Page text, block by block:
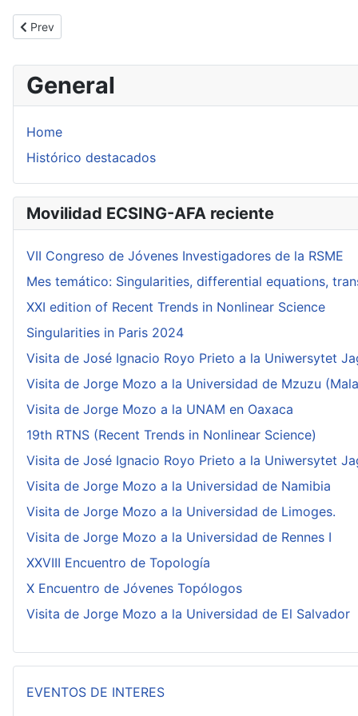
General
Home
Histórico destacados
Movilidad ECSING-AFA reciente
VII Congreso de Jóvenes Investigadores de la RSME
Mes temático: Singularities, differential equations,
XXI edition of Recent Trends in Nonlinear Science
Singularities in Paris 2024
Visita de José Ignacio Royo Prieto a la Uniwersytet
Visita de Jorge Mozo a la Universidad de Mzuzu
Visita de Jorge Mozo a la UNAM en Oaxaca
19th RTNS (Recent Trends in Nonlinear Science)
Visita de José Ignacio Royo Prieto a la Uniwersytet
Visita de Jorge Mozo a la Universidad de Namibia
Visita de Jorge Mozo a la Universidad de Limoges.
Visita de Jorge Mozo a la Universidad de Rennes I
XXVIII Encuentro de Topología
X Encuentro de Jóvenes Topólogos
Visita de Jorge Mozo a la Universidad de El Salvador
EVENTOS DE INTERES
Previous article: Misión de Pablo González Sequeiros a la UPV/
Prev